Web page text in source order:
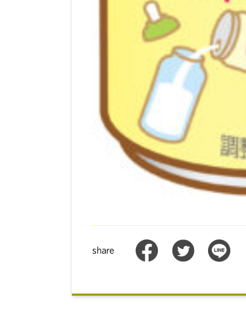
share